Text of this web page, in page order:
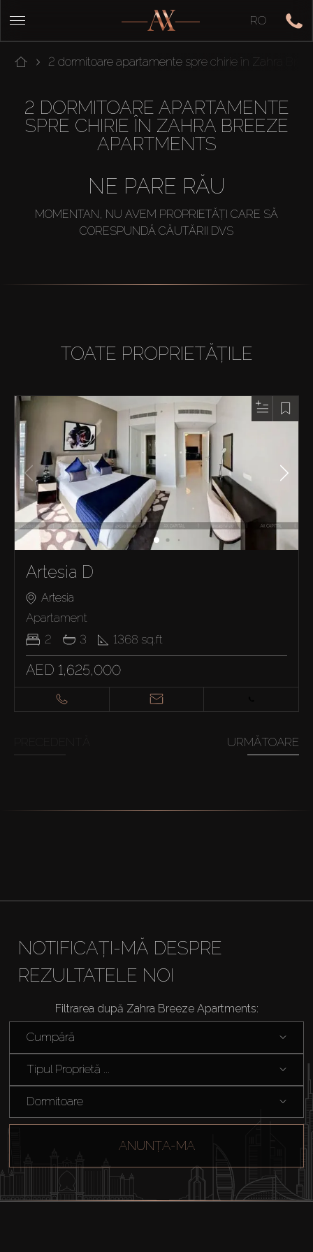
RO
2 dormitoare apartamente spre chirie în Zahra
2 DORMITOARE APARTAMENTE
SPRE CHIRIE ÎN ZAHRA BREEZE
APARTMENTS
NE PARE RĂU
MOMENTAN, NU AVEM PROPRIETĂȚI CARE SĂ
CORESPUNDĂ CĂUTĂRII DVS
TOATE PROPRIETĂȚILE
Artesia D
Artesia
Apartament
2
3 1368 sq.ft
AED 1,625,000
URMĂTOARE
NOTIFICAȚI-MĂ DESPRE
REZULTATELE NOI
Filtrarea după Zahra Breeze Apartments:
Cumpără
Tipul Proprietă ...
Dormitoare
ANUNȚA-MA